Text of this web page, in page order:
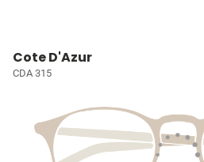
Cote D'Azur
CDA 315